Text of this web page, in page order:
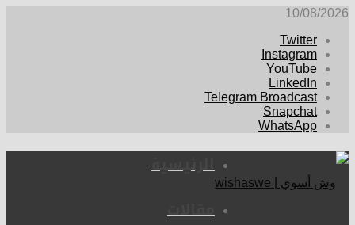
10/08/2026
Twitter
Instagram
YouTube
LinkedIn
Telegram Broadcast
Snapchat
WhatsApp
الرئيسية
مقالات